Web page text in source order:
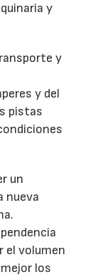
y
y
y del
pistas
un
nueva
el volumen
los